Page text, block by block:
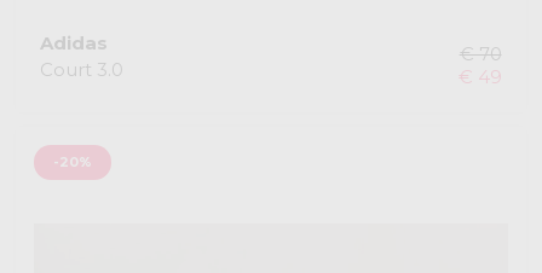
Adidas
Court 3.0
€ 70
€ 49
-20%